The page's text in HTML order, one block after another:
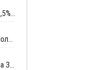
Экспорт параксилола из Японии снизился на 9,5% в октябре
Sabic выставила на продажу партию параксилола с отгрузкой в декабре
Экспорт параксилола из США вырос в июле на 3,5%